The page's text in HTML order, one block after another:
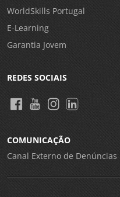
WorldSkills Portugal
E-Learning
Garantia Jovem
REDES SOCIAIS
COMUNICAÇÃO
Canal Externo de Denúncias